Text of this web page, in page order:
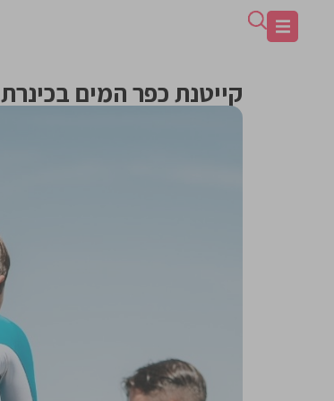
קייטנת כפר המים בכינרת 2026